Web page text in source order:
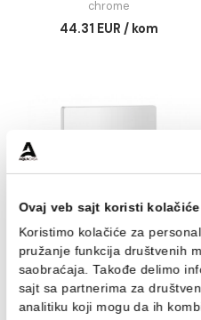
Taster GROHE SCATE AIR
chrome
Taster GROHE SCATE AIR
chrome
44.31 EUR / kom